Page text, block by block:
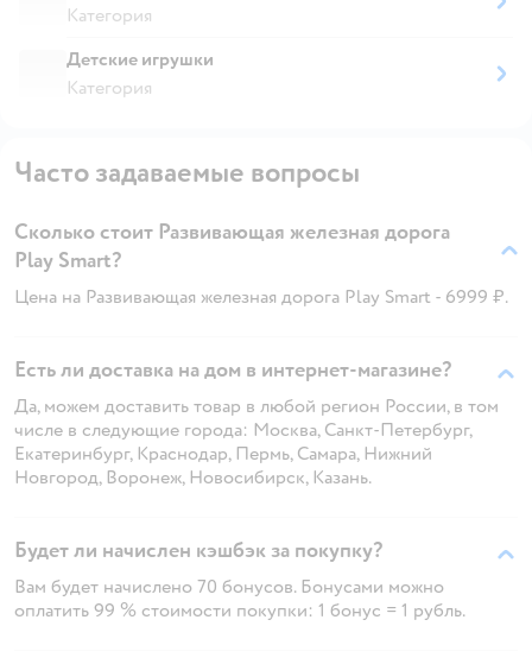
Категория
Детские игрушки
Категория
Часто задаваемые вопросы
Сколько стоит Развивающая железная дорога
Play Smart?
Цена на Развивающая железная дорога Play Smart - 6999 ₽.
Есть ли доставка на дом в интернет-магазине?
Да, можем доставить товар в любой регион России, в том
числе в следующие города: Москва, Санкт-Петербург,
Екатеринбург, Краснодар, Пермь, Самара, Нижний
Новгород, Воронеж, Новосибирск, Казань.
Будет ли начислен кэшбэк за покупку?
Вам будет начислено 70 бонусов. Бонусами можно
оплатить 99 % стоимости покупки: 1 бонус = 1 рубль.